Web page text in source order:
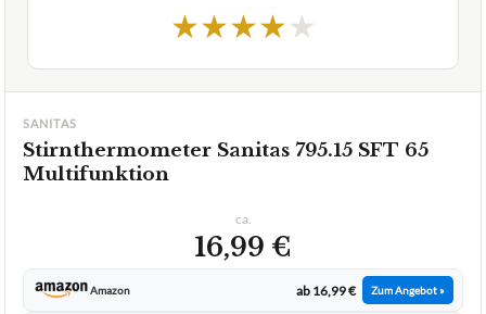
★★★★★
SANITAS
Stirnthermometer Sanitas 795.15 SFT 65
Multifunktion
ca.
16,99 €
Amazon ab 16,99 € Zum Angebot »